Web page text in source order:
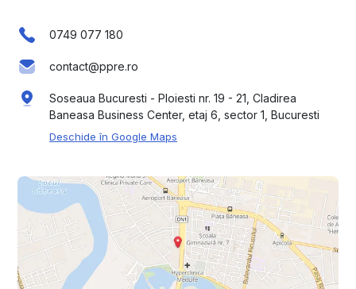
0749 077 180
contact@ppre.ro
Soseaua Bucuresti - Ploiesti nr. 19 - 21, Cladirea
Baneasa Business Center, etaj 6, sector 1, Bucuresti
Deschide în Google Maps